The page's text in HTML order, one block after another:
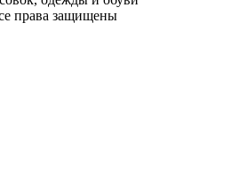
права защищены